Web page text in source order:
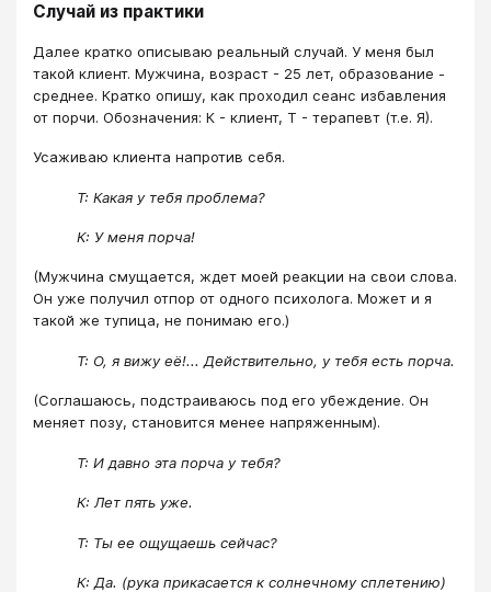
Случай из практики
Далее кратко описываю реальный случай. У меня был
такой клиент. Мужчина, возраст - 25 лет, образование -
среднее. Кратко опишу, как проходил сеанс избавления
от порчи. Обозначения: К - клиент, Т - терапевт (т.е. Я).
Усаживаю клиента напротив себя.
Т: Какая у тебя проблема?
К: У меня порча!
(Мужчина смущается, ждет моей реакции на свои слова.
Он уже получил отпор от одного психолога. Может и я
такой же тупица, не понимаю его.)
Т: О, я вижу её!... Действительно, у тебя есть порча.
(Соглашаюсь, подстраиваюсь под его убеждение. Он
меняет позу, становится менее напряженным).
Т: И давно эта порча у тебя?
К: Лет пять уже.
Т: Ты ее ощущаешь сейчас?
К: Да. (рука прикасается к солнечному сплетению)